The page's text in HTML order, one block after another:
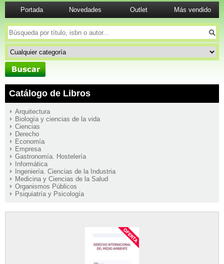
Portada Novedades Outlet Más vendido
Catálogo de Libros
Arquitectura
Biología y ciencias de la vida
Ciencias
Derecho
Economía
Empresa
Gastronomía. Hostelería
Informática
Ingeniería. Ciencias de la Industria
Medicina y Ciencias de la Salud
Organismos Públicos
Psiquiatría y Psicología